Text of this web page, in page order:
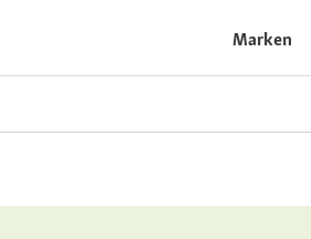
Marken